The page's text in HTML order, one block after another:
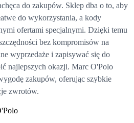
do zakupów. Sklep dba o to, aby
do wykorzystania, a kody
ofertami specjalnymi. Dzięki temu
bez kompromisów na
wyprzedaże i zapisywać się do
najlepszych okazji. Marc O'Polo
zakupów, oferując szybkie
zwrotów.